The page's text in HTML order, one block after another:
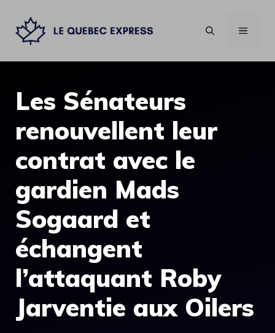
contenu
MENU
Les Sénateurs
renouvellent leur
contrat avec le
gardien Mads
Sogaard et
échangent
l’attaquant Roby
Jarventie aux Oilers